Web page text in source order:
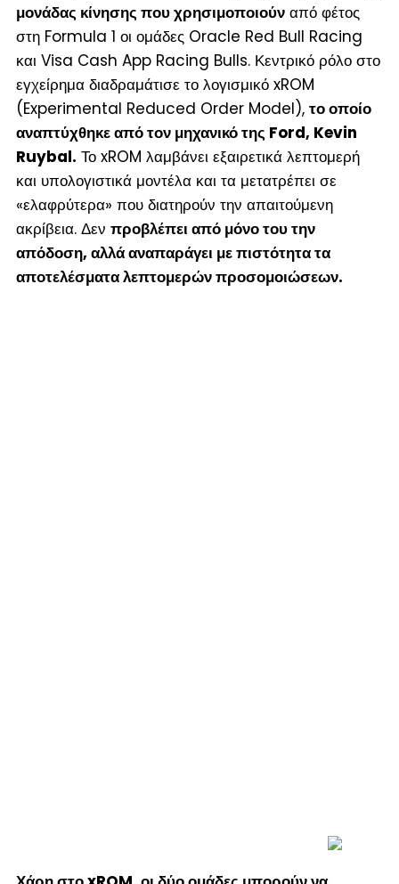
μονάδας κίνησης που χρησιμοποιούναπό φέτος
στη Formula 1 οι ομάδες Oracle Red Bull Racing
και Visa Cash App Racing Bulls. Κεντρικό ρόλο στο
εγχείρημα διαδραμάτισε το λογισμικό xROM
(Experimental Reduced Order Model), το οποίο
αναπτύχθηκε από τον μηχανικό της Ford, Kevin
Ruybal. Το xROM λαμβάνει εξαιρετικά λεπτομερή
και υπολογιστικά μοντέλα και τα μετατρέπει σε
«ελαφρύτερα» που διατηρούν την απαιτούμενη
ακρίβεια. Δεν προβλέπει από μόνο του την
απόδοση, αλλά αναπαράγει με πιστότητα τα
αποτελέσματα λεπτομερών προσομοιώσεων.